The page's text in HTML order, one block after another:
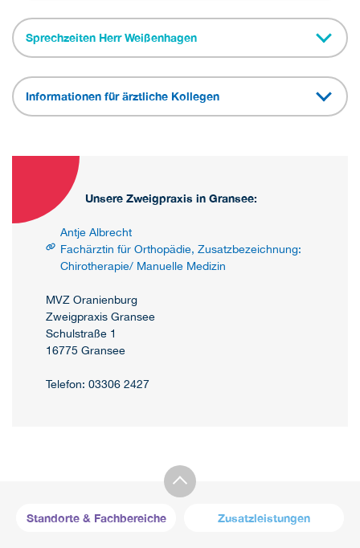
Sprechzeiten Herr Weißenhagen
Informationen für ärztliche Kollegen
Unsere Zweigpraxis in Gransee:
Antje Albrecht
Fachärztin für Orthopädie, Zusatzbezeichnung:
Chirotherapie/ Manuelle Medizin
MVZ Oranienburg
Zweigpraxis Gransee
Schulstraße 1
16775 Gransee
Telefon: 03306 2427
Standorte & Fachbereiche Zusatzleistungen